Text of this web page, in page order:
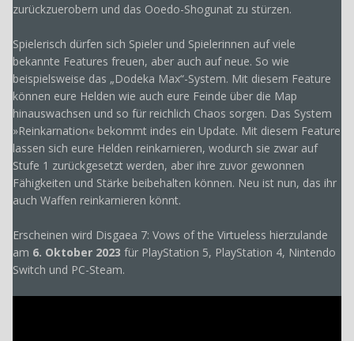
zurückzuerobern und das Ooedo-Shogunat zu stürzen.
Spielerisch dürfen sich Spieler und Spielerinnen auf viele
bekannte Features freuen, aber auch auf neue. So wie
beispielsweise das „Dodeka Max“-System. Mit diesem Feature
können eure Helden wie auch eure Feinde über die Map
hinauswachsen und so für reichlich Chaos sorgen. Das System
»Reinkarnation« bekommt indes ein Update. Mit diesem Feature
lassen sich eure Helden reinkarnieren, wodurch sie zwar auf
Stufe 1 zurückgesetzt werden, aber ihre zuvor gewonnen
Fähigkeiten und Stärke beibehalten können. Neu ist nun, das ihr
auch Waffen reinkarnieren könnt.
Erscheinen wird Disgaea 7: Vows of the Virtueless hierzulande
am 6. Oktober 2023 für PlayStation 5, PlayStation 4, Nintendo
Switch und PC-Steam.